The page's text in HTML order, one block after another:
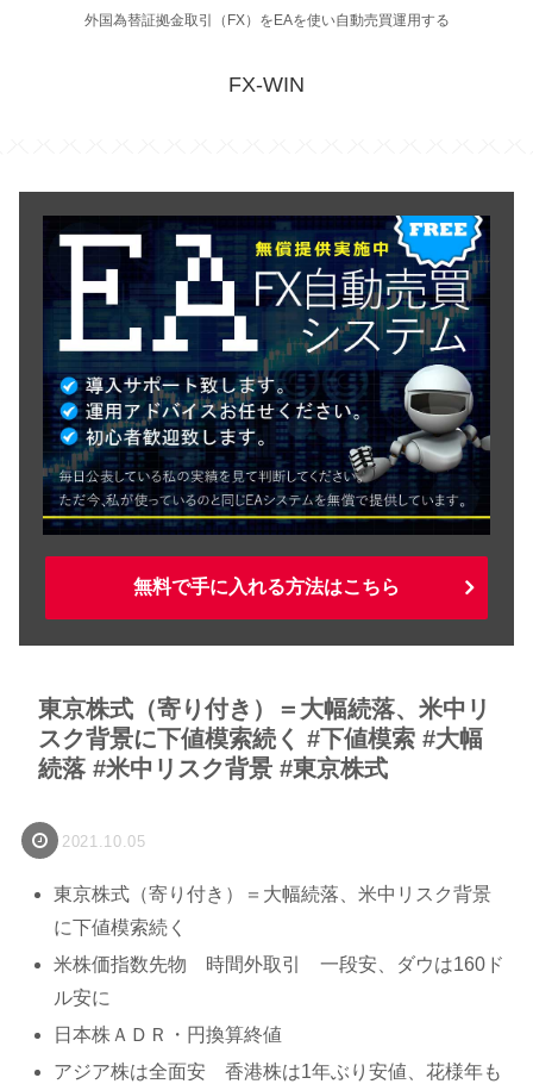
外国為替証拠金取引（FX）をEAを使い自動売買運用する
FX-WIN
無料で手に入れる方法はこちら
東京株式（寄り付き）＝大幅続落、米中リ
スク背景に下値模索続く #下値模索 #大幅
続落 #米中リスク背景 #東京株式
2021.10.05
東京株式（寄り付き）＝大幅続落、米中リスク背景
に下値模索続く
米株価指数先物 時間外取引 一段安、ダウは160ド
ル安に
日本株ＡＤＲ・円換算終値
アジア株は全面安 香港株は1年ぶり安値、花様年も